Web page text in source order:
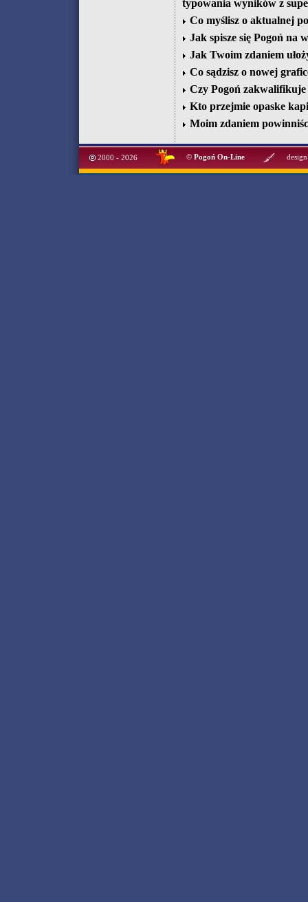
typowania wyników z
Co myślisz o aktualnej
Jak spisze się Pogoń na
Jak Twoim zdaniem
Co sądzisz o nowej
Czy Pogoń zakwalifikuje
Kto przejmie opaske
Moim zdaniem
2000 - 2026 © Pogoń On-Line